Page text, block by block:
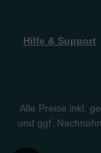
Hilfe & Support
Alle Preise inkl.
und ggf.